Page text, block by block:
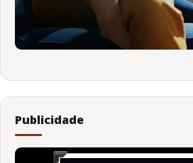
Publicidade